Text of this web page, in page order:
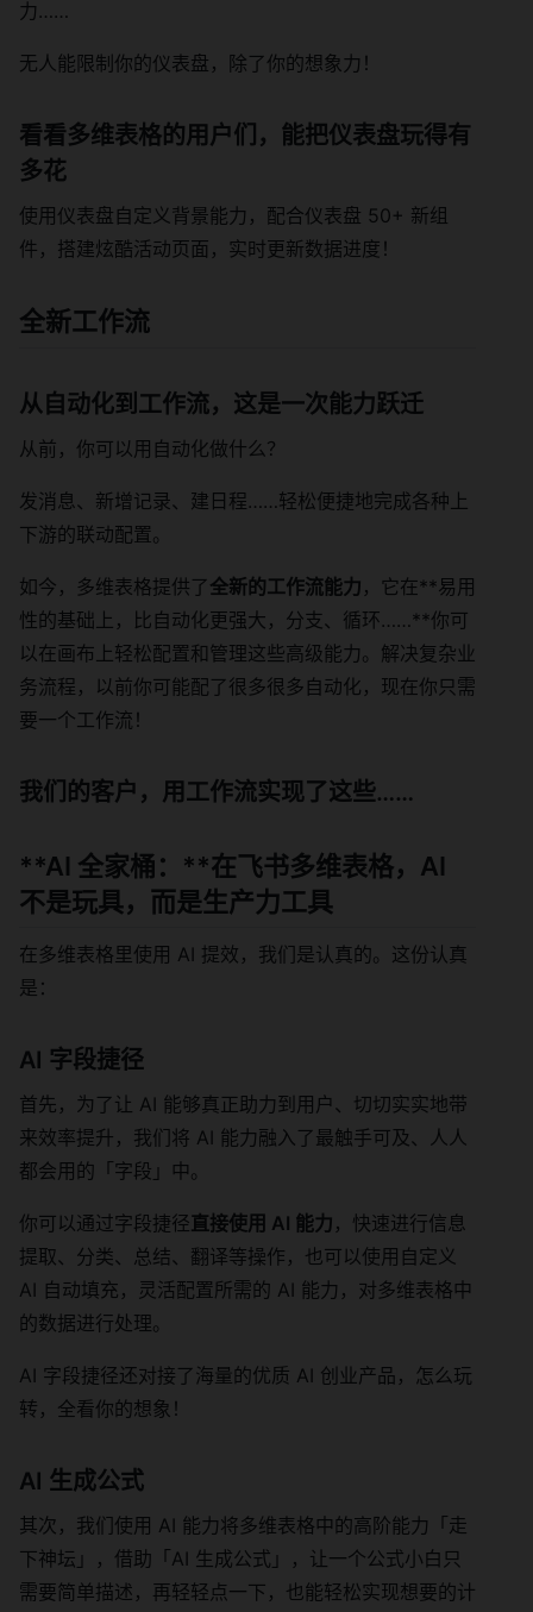
力……
无人能限制你的仪表盘，除了你的想象力！
看看多维表格的用户们，能把仪表盘玩得有
多花
使用仪表盘自定义背景能力，配合仪表盘 50+ 新组
件，搭建炫酷活动页面，实时更新数据进度！
全新工作流
从自动化到工作流，这是一次能力跃迁
从前，你可以用自动化做什么？
发消息、新增记录、建日程……轻松便捷地完成各种上
下游的联动配置。
如今，多维表格提供了全新的工作流能力 ，它在**易用
性的基础上，比自动化更强大，分支、循环……**你可
以在画布上轻松配置和管理这些高级能力。解决复杂业
务流程，以前你可能配了很多很多自动化，现在你只需
要一个工作流！
我们的客户，用工作流实现了这些……
**AI 全家桶：**在飞书多维表格，AI
不是玩具，而是生产力工具
在多维表格里使用 AI 提效，我们是认真的。这份认真
是：
AI 字段捷径
首先，为了让 AI 能够真正助力到用户、切切实实地带
来效率提升，我们将 AI 能力融入了最触手可及、人人
都会用的「字段」中。
你可以通过字段捷径直接使用 AI 能力 ，快速进行信息
提取、分类、总结、翻译等操作，也可以使用自定义
AI 自动填充，灵活配置所需的 AI 能力，对多维表格中
的数据进行处理。
AI 字段捷径还对接了海量的优质 AI 创业产品，怎么玩
转，全看你的想象！
AI 生成公式
其次，我们使用 AI 能力将多维表格中的高阶能力「走
下神坛」，借助「AI 生成公式」，让一个公式小白只
需要简单描述，再轻轻点一下，也能轻松实现想要的计